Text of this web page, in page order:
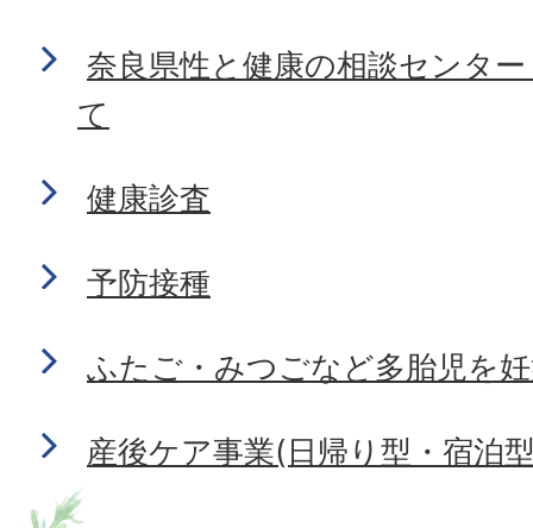
奈良県性と健康の相談センタ
て
健康診査
予防接種
ふたご・みつごなど多胎児を
産後ケア事業(日帰り型・宿泊